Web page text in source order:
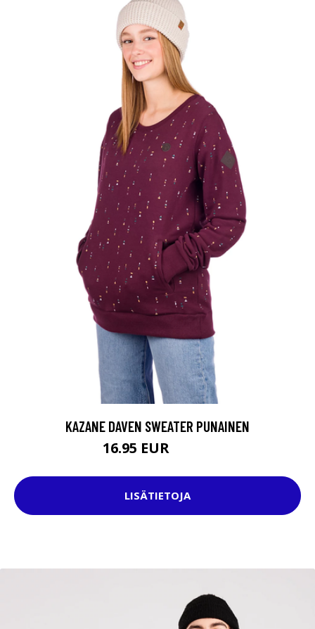
KAZANE DAVEN SWEATER PUNAINEN
16.95 EUR
LISÄTIETOJA